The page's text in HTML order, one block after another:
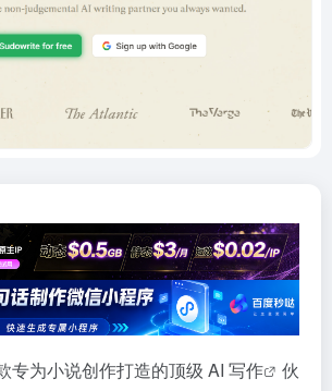
专为小说创作打造的顶级 AI 写作
伙